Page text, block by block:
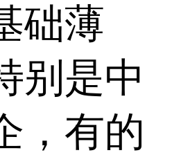
础薄
别是中
，有的